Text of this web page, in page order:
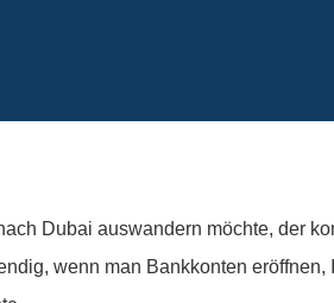
Dubai auswandern möchte, der
wenn man Bankkonten